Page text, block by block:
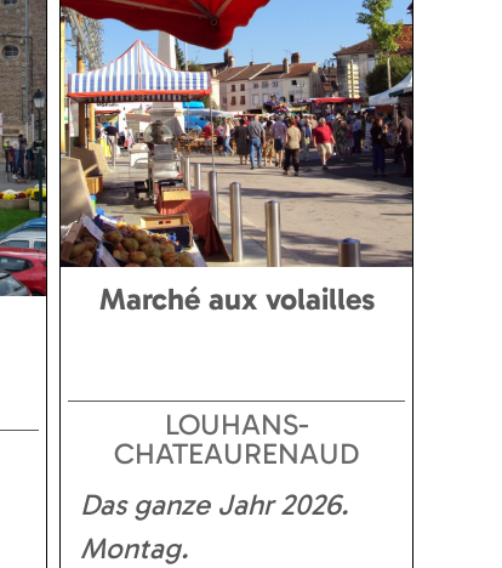
Marché aux volailles
LOUHANS-
CHATEAURENAUD
Das ganze Jahr2026
Montag